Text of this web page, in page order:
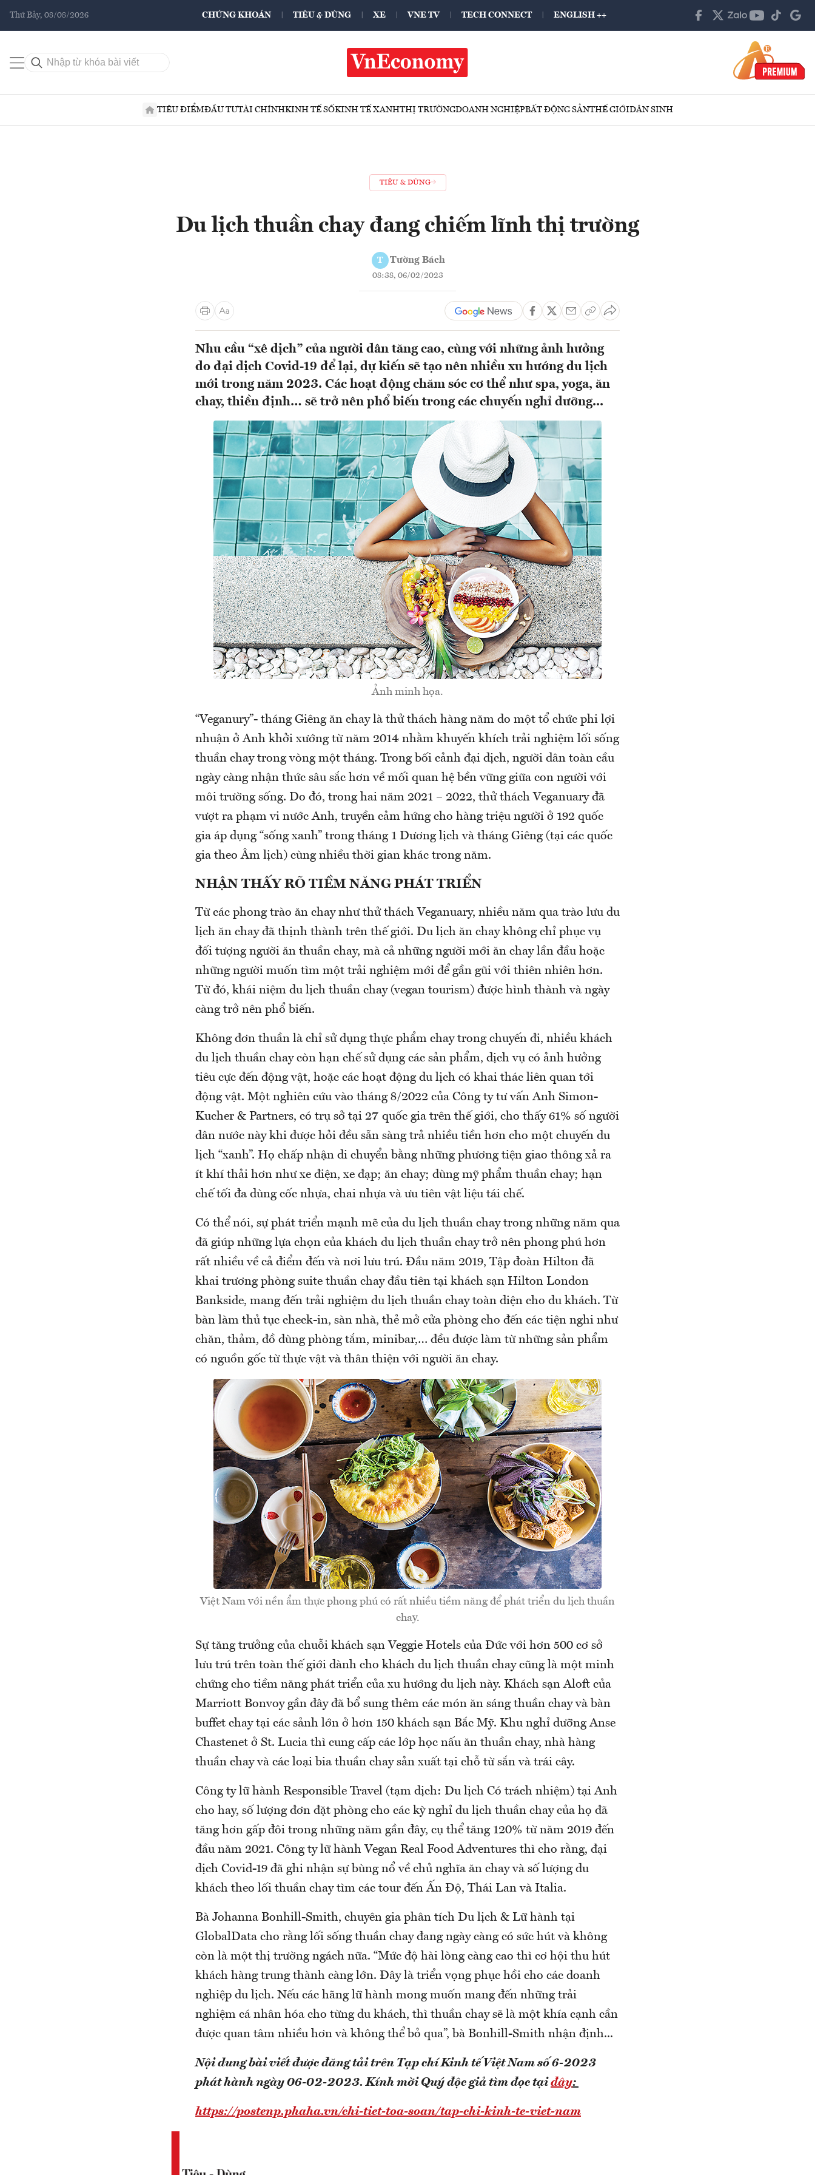
Thứ Bảy, 08/08/2026 CHỨNG KHOÁN TIÊU & DÙNG XE VNE TV TECH CONNECT ENGLISH ++
TIÊU ĐIỂMĐẦU TƯTÀI CHÍNHKINH TẾ SỐKINH TẾ XANHTHỊ TRƯỜNGDOANH NGHIỆPBẤT ĐỘNG SẢNTHẾ GIỚIDÂN SINH
TIÊU & DÙNG
Du lịch thuần chay đang chiếm lĩnh thị trường
T Tường Bách
08:38, 06/02/2023
Nhu cầu “xê dịch” của người dân tăng cao, cùng với những ảnh hưởng
do đại dịch Covid-19 để lại, dự kiến sẽ tạo nên nhiều xu hướng du lịch
mới trong năm 2023. Các hoạt động chăm sóc cơ thể như spa, yoga, ăn
chay, thiền định… sẽ trở nên phổ biến trong các chuyến nghỉ dưỡng...
Ảnh minh họa.
“Veganury”- tháng Giêng ăn chay là thử thách hàng năm do một tổ chức phi lợi
nhuận ở Anh khởi xướng từ năm 2014 nhằm khuyến khích trải nghiệm lối sống
thuần chay trong vòng một tháng. Trong bối cảnh đại dịch, người dân toàn cầu
ngày càng nhận thức sâu sắc hơn về mối quan hệ bền vững giữa con người với
môi trường sống. Do đó, trong hai năm 2021 – 2022, thử thách Veganuary đã
vượt ra phạm vi nước Anh, truyền cảm hứng cho hàng triệu người ở 192 quốc
gia áp dụng “sống xanh” trong tháng 1 Dương lịch và tháng Giêng (tại các quốc
gia theo Âm lịch) cùng nhiều thời gian khác trong năm.
NHẬN THẤY RÕ TIỀM NĂNG PHÁT TRIỂN
Từ các phong trào ăn chay như thử thách Veganuary, nhiều năm qua trào lưu du
lịch ăn chay đã thịnh thành trên thế giới. Du lịch ăn chay không chỉ phục vụ
đối tượng người ăn thuần chay, mà cả những người mới ăn chay lần đầu hoặc
những người muốn tìm một trải nghiệm mới để gần gũi với thiên nhiên hơn.
Từ đó, khái niệm du lịch thuần chay (vegan tourism) được hình thành và ngày
càng trở nên phổ biến.
Không đơn thuần là chỉ sử dụng thực phẩm chay trong chuyến đi, nhiều khách
du lịch thuần chay còn hạn chế sử dụng các sản phẩm, dịch vụ có ảnh hưởng
tiêu cực đến động vật, hoặc các hoạt động du lịch có khai thác liên quan tới
động vật. Một nghiên cứu vào tháng 8/2022 của Công ty tư vấn Anh Simon-
Kucher & Partners, có trụ sở tại 27 quốc gia trên thế giới, cho thấy 61% số người
dân nước này khi được hỏi đều sẵn sàng trả nhiều tiền hơn cho một chuyến du
lịch “xanh”. Họ chấp nhận di chuyển bằng những phương tiện giao thông xả ra
ít khí thải hơn như xe điện, xe đạp; ăn chay; dùng mỹ phẩm thuần chay; hạn
chế tối đa dùng cốc nhựa, chai nhựa và ưu tiên vật liệu tái chế.
Có thể nói, sự phát triển mạnh mẽ của du lịch thuần chay trong những năm qua
đã giúp những lựa chọn của khách du lịch thuần chay trở nên phong phú hơn
rất nhiều về cả điểm đến và nơi lưu trú. Đầu năm 2019, Tập đoàn Hilton đã
khai trương phòng suite thuần chay đầu tiên tại khách sạn Hilton London
Bankside, mang đến trải nghiệm du lịch thuần chay toàn diện cho du khách. Từ
bàn làm thủ tục check-in, sàn nhà, thẻ mở cửa phòng cho đến các tiện nghi như
chăn, thảm, đồ dùng phòng tắm, minibar,… đều được làm từ những sản phẩm
có nguồn gốc từ thực vật và thân thiện với người ăn chay.
Việt Nam với nền ẩm thực phong phú có rất nhiều tiềm năng để phát triển du lịch thuần
chay.
Sự tăng trưởng của chuỗi khách sạn Veggie Hotels của Đức với hơn 500 cơ sở
lưu trú trên toàn thế giới dành cho khách du lịch thuần chay cũng là một minh
chứng cho tiềm năng phát triển của xu hướng du lịch này. Khách sạn Aloft của
Marriott Bonvoy gần đây đã bổ sung thêm các món ăn sáng thuần chay và bàn
buffet chay tại các sảnh lớn ở hơn 150 khách sạn Bắc Mỹ. Khu nghỉ dưỡng Anse
Chastenet ở St. Lucia thì cung cấp các lớp học nấu ăn thuần chay, nhà hàng
thuần chay và các loại bia thuần chay sản xuất tại chỗ từ sắn và trái cây.
Công ty lữ hành Responsible Travel (tạm dịch: Du lịch Có trách nhiệm) tại Anh
cho hay, số lượng đơn đặt phòng cho các kỳ nghỉ du lịch thuần chay của họ đã
tăng hơn gấp đôi trong những năm gần đây, cụ thể tăng 120% từ năm 2019 đến
đầu năm 2021. Công ty lữ hành Vegan Real Food Adventures thì cho rằng, đại
dịch Covid-19 đã ghi nhận sự bùng nổ về chủ nghĩa ăn chay và số lượng du
khách theo lối thuần chay tìm các tour đến Ấn Độ, Thái Lan và Italia.
Bà Johanna Bonhill-Smith, chuyên gia phân tích Du lịch & Lữ hành tại
GlobalData cho rằng lối sống thuần chay đang ngày càng có sức hút và không
còn là một thị trường ngách nữa. “Mức độ hài lòng càng cao thì cơ hội thu hút
khách hàng trung thành càng lớn. Đây là triển vọng phục hồi cho các doanh
nghiệp du lịch. Nếu các hãng lữ hành mong muốn mang đến những trải
nghiệm cá nhân hóa cho từng du khách, thì thuần chay sẽ là một khía cạnh cần
được quan tâm nhiều hơn và không thể bỏ qua”, bà Bonhill-Smith nhận định...
Nội dung bài viết được đăng tải trên Tạp chí Kinh tế Việt Nam số 6-2023
phát hành ngày 06-02-2023.Kính mời Quý độc giả tìm đọc tại đây:
https://postenp.phaha.vn/chi-tiet-toa-soan/tap-chi-kinh-te-viet-nam